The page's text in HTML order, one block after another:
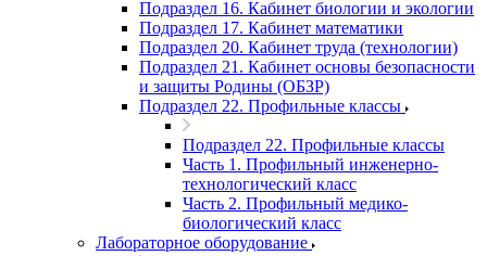
Подраздел 16. Кабинет биологии и экологии
Подраздел 17. Кабинет математики
Подраздел 20. Кабинет труда (технологии)
Подраздел 21. Кабинет основы безопасности
и защиты Родины (ОБЗР)
Подраздел 22. Профильные классы
Подраздел 22. Профильные классы
Часть 1. Профильный инженерно-
технологический класс
Часть 2. Профильный медико-
биологический класс
Лабораторное оборудование